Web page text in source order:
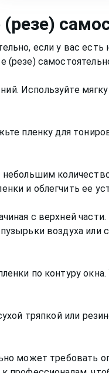
(резе)
если у вас
(резе)
Используйте
пленку для
и облегчить ее
с верхней
воздуха или
по контуру окна.
тряпкой или
может требовать